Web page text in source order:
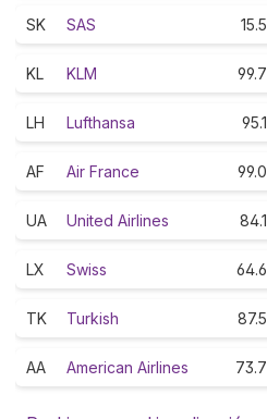
SK SAS 15.5
KL KLM 99.7
LH Lufthansa 95.1
AF Air France 99.0
UA United Airlines 84.1
LX Swiss 64.6
TK Turkish 87.5
AA American Airlines 73.7